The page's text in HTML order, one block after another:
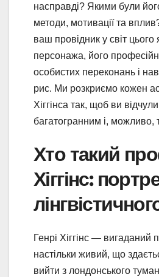
насправді? Якими були
методи, мотивації та
ваш провідник у світ цього
персонажа, його
особистих переконань і
рис. Ми розкриємо кожен
Хіггінса так, щоб ви
багатогранним і, можливо,
Хто такий
Хіггінс:
Генрі Хіггінс — вигаданий
настільки живий, що
вийти з лондонського